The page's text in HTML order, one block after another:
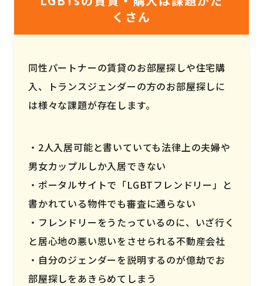
くさん
同性パートナーの賃貸のお部屋探しや住宅購
入、トランスジェンダーの方のお部屋探しに
は様々な課題が存在します。
2人入居可能と書いていても法律上の夫婦や
男女カップルしか入居できない
ポータルサイトで「LGBTフレンドリー」と
書かれている物件でも審査に通らない
フレンドリーをうたっているのに、いざ行く
と居心地の悪い思いをさせられる不動産会社
自分のジェンダーを説明するのが億劫でお
部屋探しをあきらめてしまう